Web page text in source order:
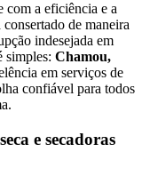
com a eficiência e a
de maneira
indesejada em
simples: Chamou,
em serviços de
confiável para todos
.
e secadoras